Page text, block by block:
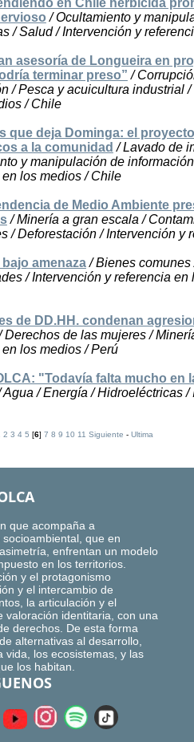
en Chile herbicida
/ Ocultamiento y
/ Salud / Intervención y
asesoría de Longueira en
terminar preso” /
/ Pesca y acuicultura industrial
/ Chile
que deja Dominga: el
a la comunidad / Lavado de
y manipulación de
los medios / Chile
de Medio Ambiente
/ Minería a gran escala /
/ Deforestación / Intervención y
amenaza/ Bienes comunes
/ Intervención y referencia en
de DD.HH. condenan
Derechos de las mujeres /
los medios / Perú
"Todavía falta mucho en
Agua / Energía / Hidroeléctricas
2 3 4 5 [6]7 8 9 10 11 Siguiente -Ultima
que acompaña a
que en
enfrentan un modelo
en los territorios.
y el protagonismo
y el intercambio de
la articulación y el
valoración identitaria, con una
derechos. De esta forma
alternativas al desarrollo,
vida, los ecosistemas, y las
los habitan.